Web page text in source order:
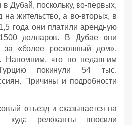
Дубай, поскольку, во-первых,
на жительство, а во-вторых, в
года они платили арендную
долларов. В Дубае они
за «более роскошный дом»,
Напомним, что по недавним
покинули 54 тыс.
Причины и подробности
отъезд и сказывается на
куда релоканты вносили